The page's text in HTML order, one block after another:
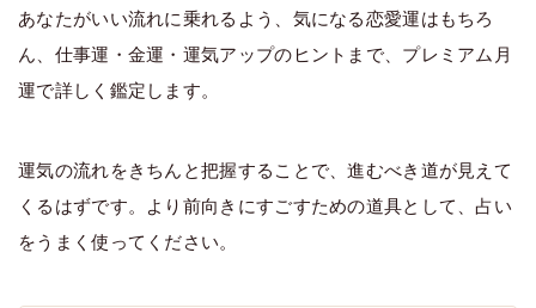
あなたがいい流れに乗れるよう、気になる恋愛運はもちろ
ん、仕事運・金運・運気アップのヒントまで、プレミアム月
運で詳しく鑑定します。
運気の流れをきちんと把握することで、進むべき道が見えて
くるはずです。より前向きにすごすための道具として、占い
をうまく使ってください。